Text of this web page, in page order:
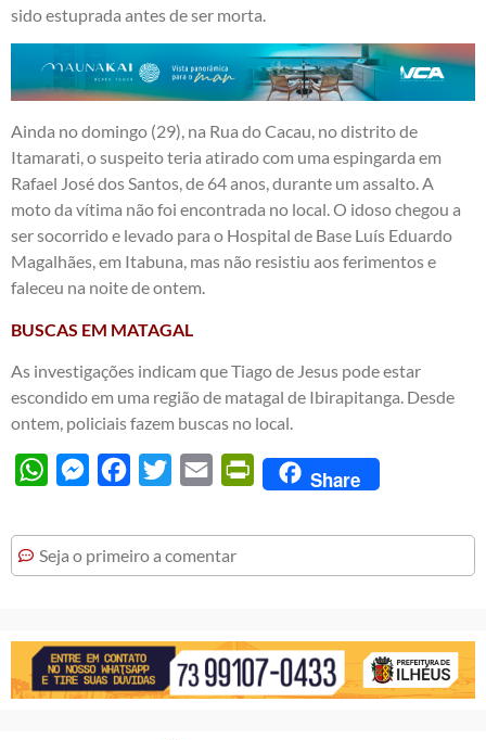
sido estuprada antes de ser morta.
Ainda no domingo (29), na Rua do Cacau, no distrito de
Itamarati, o suspeito teria atirado com uma espingarda em
Rafael José dos Santos, de 64 anos, durante um assalto. A
moto da vítima não foi encontrada no local. O idoso chegou a
ser socorrido e levado para o Hospital de Base Luís Eduardo
Magalhães, em Itabuna, mas não resistiu aos ferimentos e
faleceu na noite de ontem.
BUSCAS EM MATAGAL
As investigações indicam que Tiago de Jesus pode estar
escondido em uma região de matagal de Ibirapitanga. Desde
ontem, policiais fazem buscas no local.
WhatsAppMessengerFacebook
Twitter Email PrintFriendly
Share
Seja o primeiro a comentar